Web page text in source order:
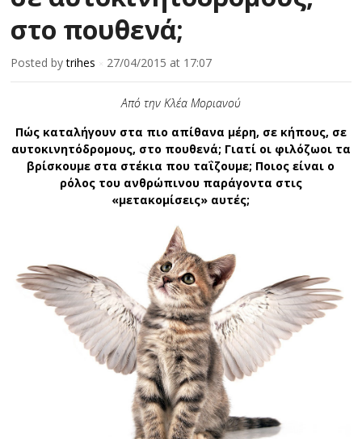
στο πουθενά;
Posted bytrihes 27/04/2015 at 17:07
Από την Κλέα Μοριανού
Πώς καταλήγουν στα πιο απίθανα μέρη, σε κήπους, σε
αυτοκινητόδρομους, στο πουθενά; Γιατί οι φιλόζωοι τα
βρίσκουμε στα στέκια που ταΐζουμε; Ποιος είναι ο
ρόλος του ανθρώπινου παράγοντα στις
«μετακομίσεις» αυτές;